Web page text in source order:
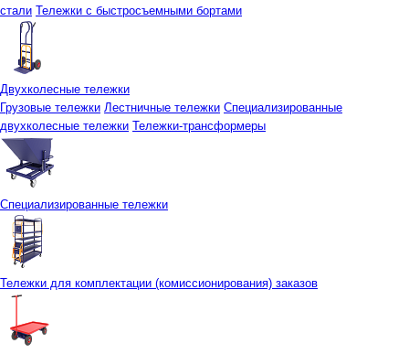
стали Тележки с быстросъемными бортами
Двухколесные тележки
Грузовые тележки Лестничные тележки Специализированные
двухколесные тележки Тележки-трансформеры
Специализированные тележки
Тележки для комплектации (комиссионирования) заказов